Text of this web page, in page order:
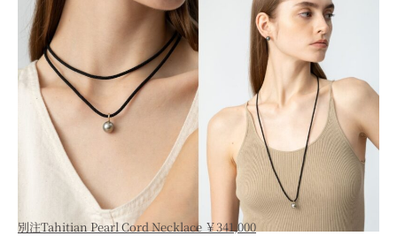
別注Tahitian Pearl Cord Necklace ￥341,000